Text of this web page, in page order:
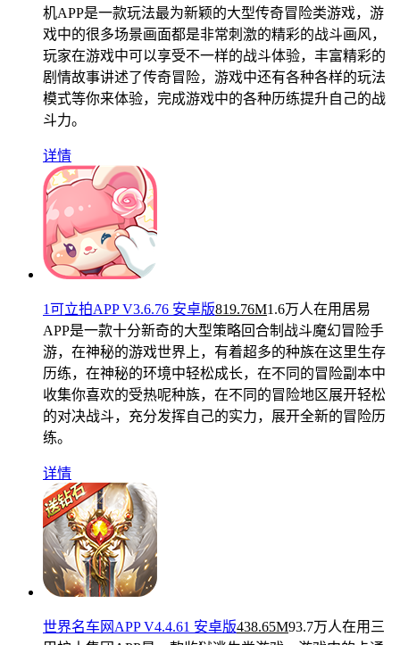
机APP是一款玩法最为新颖的大型传奇冒险类游戏，游
戏中的很多场景画面都是非常刺激的精彩的战斗画风，
玩家在游戏中可以享受不一样的战斗体验，丰富精彩的
剧情故事讲述了传奇冒险，游戏中还有各种各样的玩法
模式等你来体验，完成游戏中的各种历练提升自己的战
斗力。
详情
1可立拍APP V3.6.76 安卓版819.76M1.6万人在用 居易
APP是一款十分新奇的大型策略回合制战斗魔幻冒险手
游，在神秘的游戏世界上，有着超多的种族在这里生存
历练，在神秘的环境中轻松成长，在不同的冒险副本中
收集你喜欢的受热呢种族，在不同的冒险地区展开轻松
的对决战斗，充分发挥自己的实力，展开全新的冒险历
练。
详情
世界名车网APP V4.4.61 安卓版438.65M93.7万人在用 三